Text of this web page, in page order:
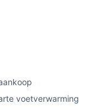
voetverwarming